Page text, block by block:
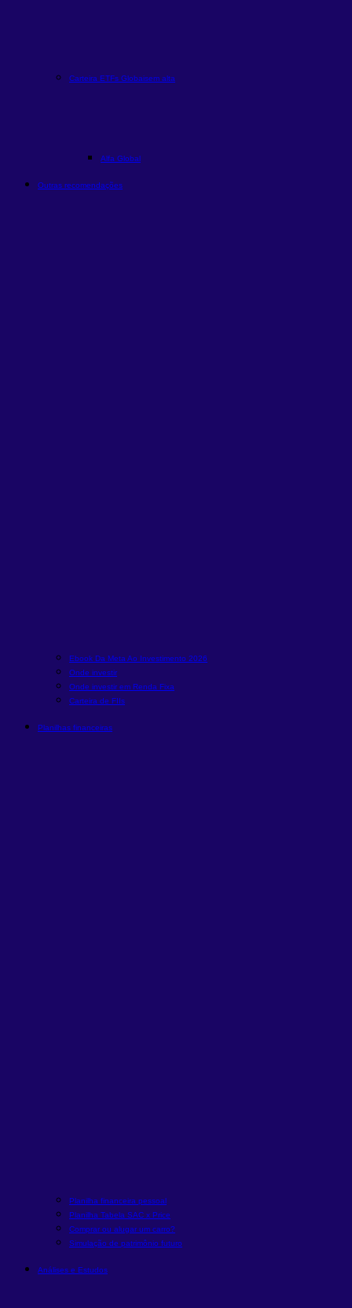
Carteira ETFs Globaisem alta
Alfa Global
Outras recomendações
Ebook Da Meta Ao Investimento 2026
Onde investir
Onde investir em Renda Fixa
Carteira de FIIs
Planilhas financeiras
Planilha financeira pessoal
Planilha Tabela SAC x Price
Comprar ou alugar um carro?
Simulação de patrimônio futuro
Análises e Estudos